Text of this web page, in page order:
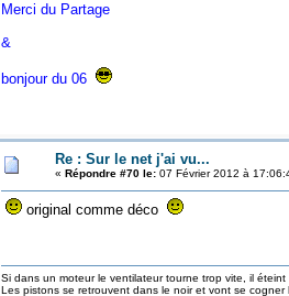
Merci du Partage
&
bonjour du 06
Re : Sur le net j'ai vu...
« Répondre #70 le:07 Février 2012 à
original comme déco
Si dans un moteur le ventilateur tourne trop vite, il éteint
Les pistons se retrouvent dans le noir et vont se